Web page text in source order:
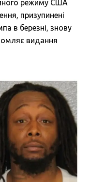
режиму США
призупинені
в березні, знову
видання